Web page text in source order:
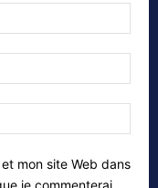
:*
web:
mon site Web dans
je commenterai.